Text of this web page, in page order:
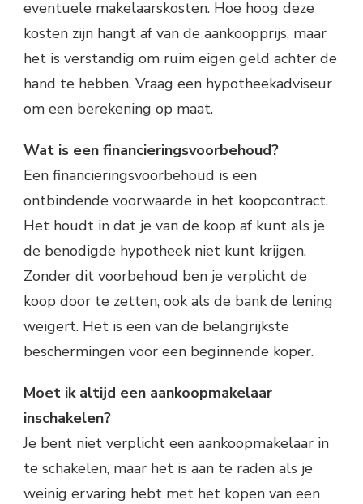
eventuele makelaarskosten. Hoe hoog deze
kosten zijn hangt af van de aankoopprijs, maar
het is verstandig om ruim eigen geld achter de
hand te hebben. Vraag een hypotheekadviseur
om een berekening op maat.
Wat is een financieringsvoorbehoud?
Een financieringsvoorbehoud is een
ontbindende voorwaarde in het koopcontract.
Het houdt in dat je van de koop af kunt als je
de benodigde hypotheek niet kunt krijgen.
Zonder dit voorbehoud ben je verplicht de
koop door te zetten, ook als de bank de lening
weigert. Het is een van de belangrijkste
beschermingen voor een beginnende koper.
Moet ik altijd een aankoopmakelaar
inschakelen?
Je bent niet verplicht een aankoopmakelaar in
te schakelen, maar het is aan te raden als je
weinig ervaring hebt met het kopen van een